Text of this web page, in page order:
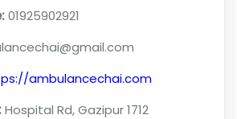
01925902921
ambulancechai.com
Hospital Rd, Gazipur 1712